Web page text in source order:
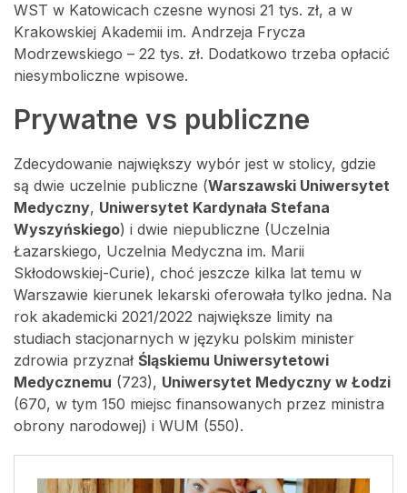
WST w Katowicach czesne wynosi 21 tys. zł, a w
Krakowskiej Akademii im. Andrzeja Frycza
Modrzewskiego – 22 tys. zł. Dodatkowo trzeba opłacić
niesymboliczne wpisowe.
Prywatne vs publiczne
Zdecydowanie największy wybór jest w stolicy, gdzie
są dwie uczelnie publiczne (Warszawski Uniwersytet
Medyczny, Uniwersytet Kardynała Stefana
Wyszyńskiego) i dwie niepubliczne (Uczelnia
Łazarskiego, Uczelnia Medyczna im. Marii
Skłodowskiej-Curie), choć jeszcze kilka lat temu w
Warszawie kierunek lekarski oferowała tylko jedna. Na
rok akademicki 2021/2022 największe limity na
studiach stacjonarnych w języku polskim minister
zdrowia przyznał Śląskiemu Uniwersytetowi
Medycznemu (723), Uniwersytet Medyczny w Łodzi
(670, w tym 150 miejsc finansowanych przez ministra
obrony narodowej) i WUM (550).